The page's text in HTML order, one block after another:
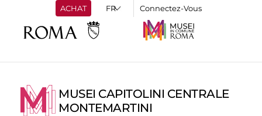
ACHAT Connectez-Vous
MUSEI CAPITOLINI CENTRALE
MONTEMARTINI